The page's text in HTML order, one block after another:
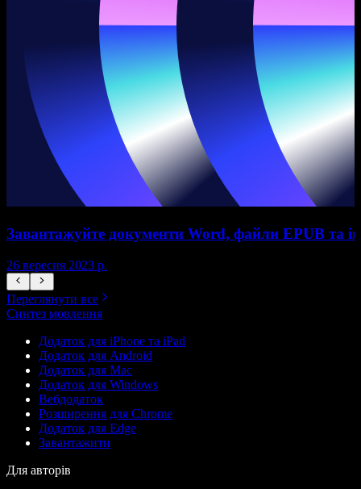
Завантажуйте документи Word, файли EPUB та
26 вересня 2023 р.
Переглянути все
Синтез мовлення
Додаток для iPhone та iPad
Додаток для Android
Додаток для Mac
Додаток для Windows
Вебдодаток
Розширення для Chrome
Додаток для Edge
Завантажити
Для авторів